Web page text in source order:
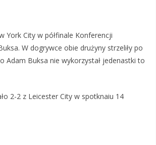
York City w półfinale Konferencji
W dogrywce obie drużyny strzeliły po
Adam Buksa nie wykorzystał jedenastki to
2-2 z Leicester City w spotknaiu 14